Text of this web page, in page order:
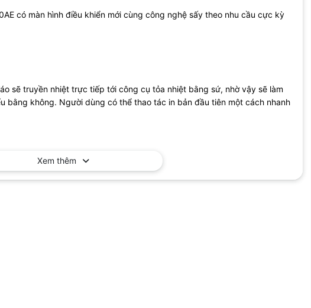
có màn hình điều khiển mới cùng công nghệ sấy theo nhu cầu cực kỳ
sẽ truyền nhiệt trực tiếp tới công cụ tỏa nhiệt bằng sứ, nhờ vậy sẽ làm
bằng không. Người dùng có thể thao tác in bản đầu tiên một cách nhanh
Xem thêm